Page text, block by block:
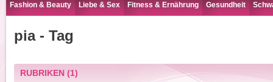
Fashion & Beauty Liebe & Sex Fitness & Ernährung Gesundheit
pia - Tag
RUBRIKEN(1)